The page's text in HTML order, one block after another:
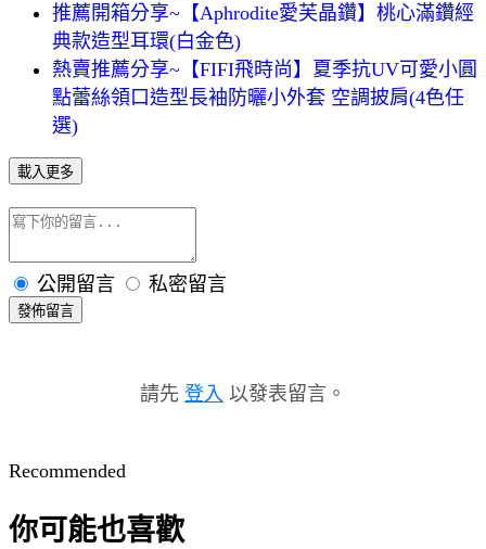
推薦開箱分享~【Aphrodite愛芙晶鑽】桃心滿鑽經
典款造型耳環(白金色)
熱賣推薦分享~【FIFI飛時尚】夏季抗UV可愛小圓
點蕾絲領口造型長袖防曬小外套 空調披肩(4色任
選)
載入更多
公開留言 私密留言
發佈留言
請先 登入 以發表留言。
Recommended
你可能也喜歡